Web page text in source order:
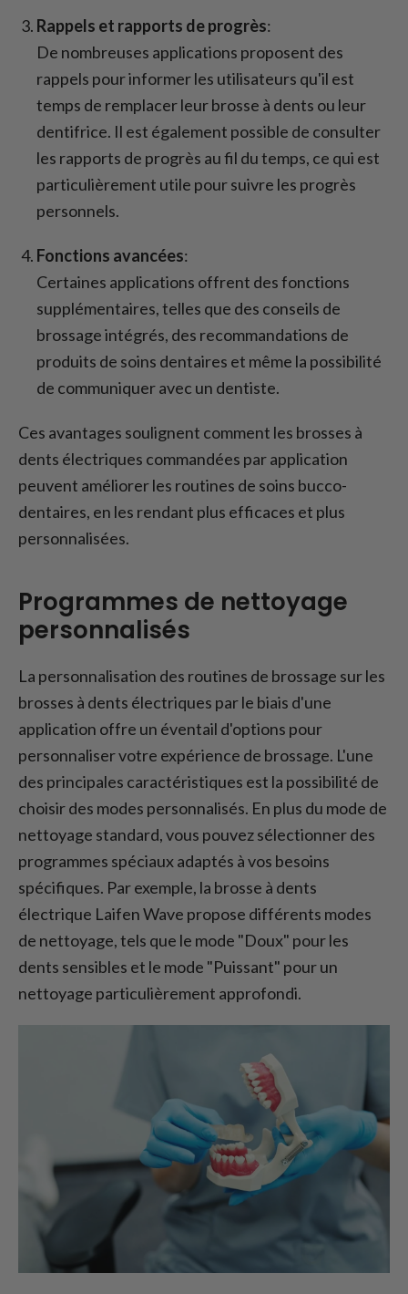
Rappels et rapports de progrès:
De nombreuses applications proposent des
rappels pour informer les utilisateurs qu'il est
temps de remplacer leur brosse à dents ou leur
dentifrice. Il est également possible de consulter
les rapports de progrès au fil du temps, ce qui est
particulièrement utile pour suivre les progrès
personnels.
Fonctions avancées:
Certaines applications offrent des fonctions
supplémentaires, telles que des conseils de
brossage intégrés, des recommandations de
produits de soins dentaires et même la possibilité
de communiquer avec un dentiste.
Ces avantages soulignent comment les brosses à
dents électriques commandées par application
peuvent améliorer les routines de soins bucco-
dentaires, en les rendant plus efficaces et plus
personnalisées.
Programmes de nettoyage
personnalisés
La personnalisation des routines de brossage sur les
brosses à dents électriques par le biais d'une
application offre un éventail d'options pour
personnaliser votre expérience de brossage. L'une
des principales caractéristiques est la possibilité de
choisir des modes personnalisés. En plus du mode de
nettoyage standard, vous pouvez sélectionner des
programmes spéciaux adaptés à vos besoins
spécifiques. Par exemple, la brosse à dents
électrique Laifen Wave propose différents modes
de nettoyage, tels que le mode "Doux" pour les
dents sensibles et le mode "Puissant" pour un
nettoyage particulièrement approfondi.